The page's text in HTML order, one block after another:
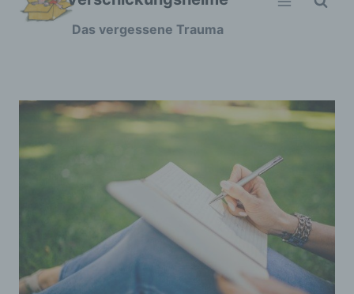
Zum
Das vergessene Trauma